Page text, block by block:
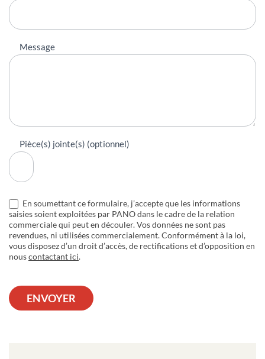
Message
Pièce(s) jointe(s) (optionnel)
En soumettant ce formulaire, j’accepte que les informations
saisies soient exploitées par PANO dans le cadre de la relation
commerciale qui peut en découler. Vos données ne sont pas
revendues, ni utilisées commercialement. Conformément à la loi,
vous disposez d’un droit d’accès, de rectifications et d’opposition en
nouscontactant ici.
ENVOYER